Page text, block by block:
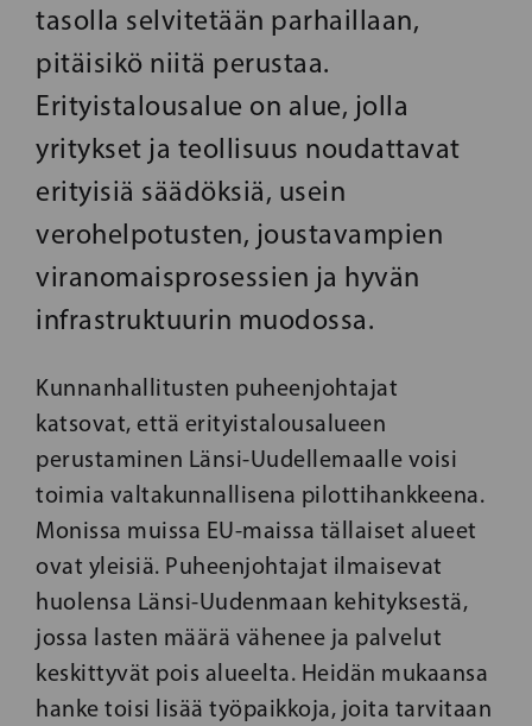
tasolla selvitetään parhaillaan,
pitäisikö niitä perustaa.
Erityistalousalue on alue, jolla
yritykset ja teollisuus noudattavat
erityisiä säädöksiä, usein
verohelpotusten, joustavampien
viranomaisprosessien ja hyvän
infrastruktuurin muodossa.
Kunnanhallitusten puheenjohtajat
katsovat, että erityistalousalueen
perustaminen Länsi-Uudellemaalle voisi
toimia valtakunnallisena pilottihankkeena.
Monissa muissa EU-maissa tällaiset alueet
ovat yleisiä. Puheenjohtajat ilmaisevat
huolensa Länsi-Uudenmaan kehityksestä,
jossa lasten määrä vähenee ja palvelut
keskittyvät pois alueelta. Heidän mukaansa
hanke toisi lisää työpaikkoja, joita tarvitaan